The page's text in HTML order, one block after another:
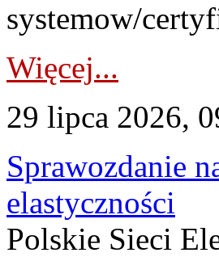
systemow/
Więcej...
29 lipca 2026,
Sprawozdanie
elastyczności
Polskie Sieci